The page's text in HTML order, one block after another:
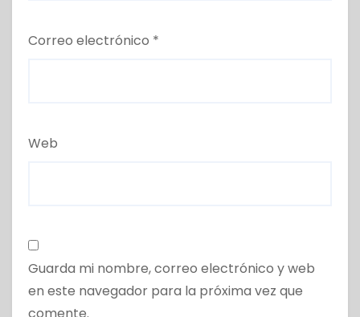
Correo electrónico *
Web
Guarda mi nombre, correo electrónico y web
en este navegador para la próxima vez que